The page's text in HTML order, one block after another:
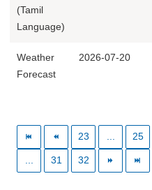
(Tamil
Language)
Weather
Forecast
2026-07-20
23 ... 25
... 31 32